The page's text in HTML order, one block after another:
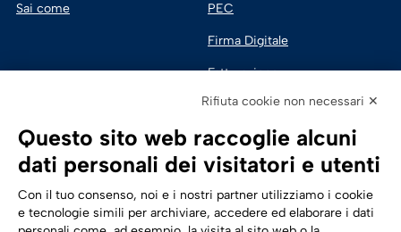
Sai come PEC
Firma Digitale
Fatturazione
Sicurezza Digitale
Cloud
Rifiuta cookie non necessari ✕
Questo sito web raccoglie alcuni
dati personali dei visitatori e utenti
Con il tuo consenso, noi e i nostri partner utilizziamo i cookie
e tecnologie simili per archiviare, accedere ed elaborare i dati